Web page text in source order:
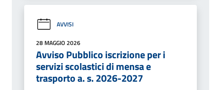
AVVISI
28 MAGGIO 2026
Avviso Pubblico iscrizione per i
servizi scolastici di mensa e
trasporto a. s. 2026-2027